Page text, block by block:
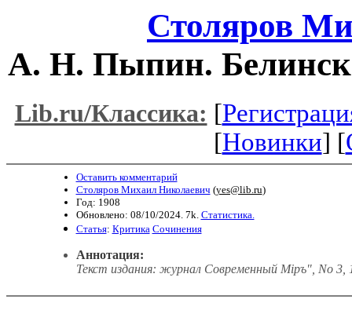
Столяров
А. Н. Пыпин.
Lib.ru/Классика: [
[Новинки] [
Оставить комментарий
Столяров Михаил Николаевич (yes@lib.ru)
Год: 1908
Обновлено: 08/10/2024. 7k. Статистика.
Статья: Критика Сочинения
Аннотация:
Текст издания: журнал Современный Міръ", No 3,